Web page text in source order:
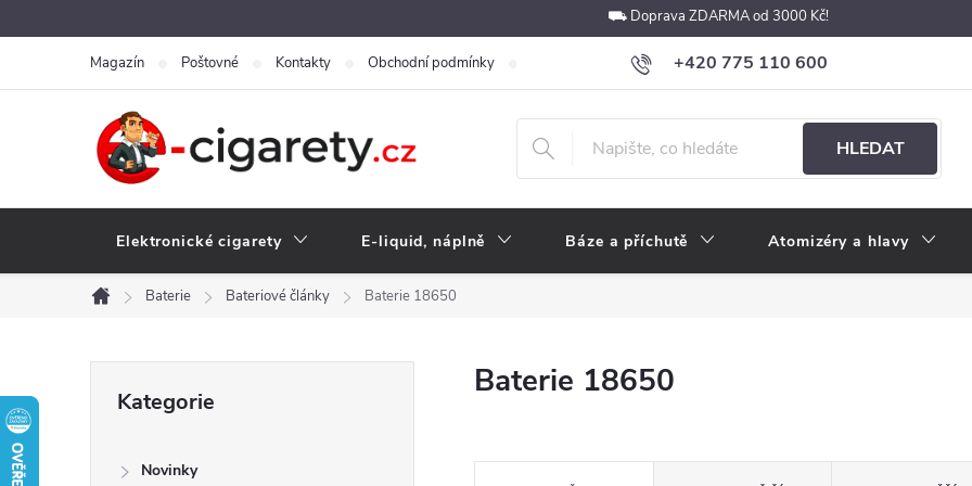
na
⛟ Doprava ZDARMA od 3000 Kč!
+420 775 110 600
obchod@e-cigarety.cz
Magazín Poštovné Kontakty Obchodní podmínky Podmínky ochrany osobních údajů Velkoobchod
HLEDAT
Elektronické cigarety E-liquid, náplně Báze a příchutě Atomizéry a hlavy
Domů
Baterie Bateriové články Baterie 18650
kategorie
Kategorie
Novinky
Baterie 18650